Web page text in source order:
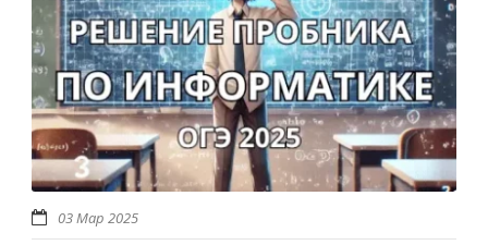
03 Мар 2025